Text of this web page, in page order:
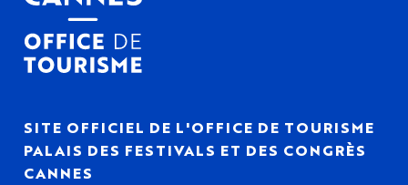
SITE OFFICIEL DE L'OFFICE DE TOURISME
PALAIS DES FESTIVALS ET DES CONGRÈS
CANNES